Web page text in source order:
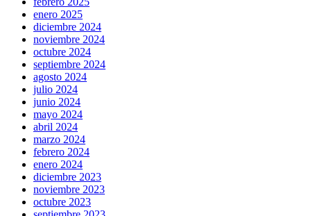
enero 2025
diciembre 2024
noviembre 2024
octubre 2024
septiembre 2024
agosto 2024
julio 2024
junio 2024
mayo 2024
abril 2024
marzo 2024
febrero 2024
enero 2024
diciembre 2023
noviembre 2023
octubre 2023